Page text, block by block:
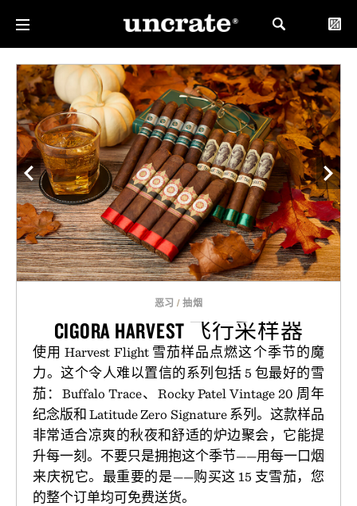
恶习 /抽烟
CIGORA HARVEST 飞行采样器
使用 Harvest Flight 雪茄样品点燃这个季节的魔
力。这个令人难以置信的系列包括 5 包最好的雪
茄：Buffalo Trace、Rocky Patel Vintage 20 周年
纪念版和 Latitude Zero Signature 系列。这款样品
非常适合凉爽的秋夜和舒适的炉边聚会，它能提
升每一刻。不要只是拥抱这个季节——用每一口烟
来庆祝它。最重要的是——购买这 15 支雪茄，您
的整个订单均可免费送货。